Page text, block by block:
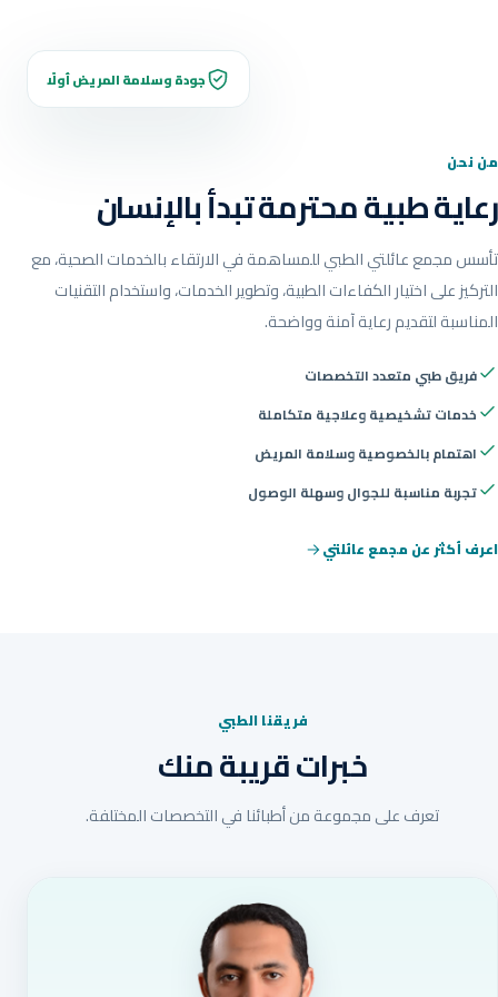
جودة وسلامة المريض أولًا
من نحن
رعاية طبية محترمة تبدأ بالإنسان
تأسس مجمع عائلتي الطبي للمساهمة في الارتقاء بالخدمات الصحية، مع
التركيز على اختيار الكفاءات الطبية، وتطوير الخدمات، واستخدام التقنيات
المناسبة لتقديم رعاية آمنة وواضحة.
فريق طبي متعدد التخصصات
خدمات تشخيصية وعلاجية متكاملة
اهتمام بالخصوصية وسلامة المريض
تجربة مناسبة للجوال وسهلة الوصول
اعرف أكثر عن مجمع عائلتي
فريقنا الطبي
خبرات قريبة منك
تعرف على مجموعة من أطبائنا في التخصصات المختلفة.